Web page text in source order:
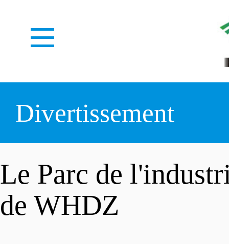
ACCUEIL
À PROPOS
Notre identité
CENTRE MÉDIAS
Divertissement
Le Parc de
de WHDZ